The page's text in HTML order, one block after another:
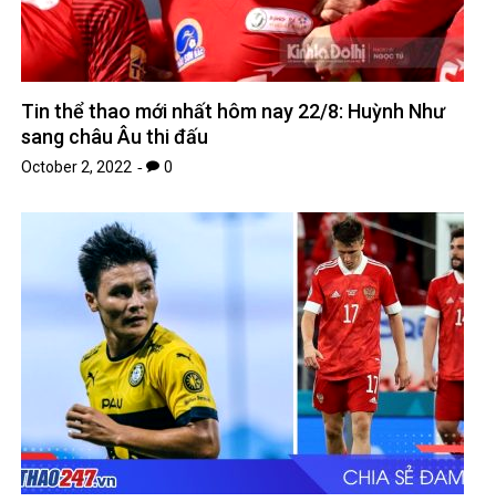
Tin thể thao mới nhất hôm nay 22/8: Huỳnh Như
sang châu Âu thi đấu
October 2, 2022 0